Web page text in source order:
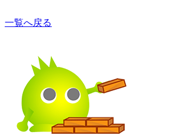
一覧へ戻る